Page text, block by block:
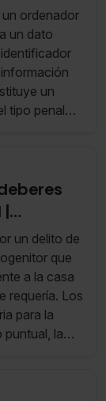
ordenador
un dato
un
tipo penal
|
un delito de
que
a la casa
requería. Los
para la
puntual, la